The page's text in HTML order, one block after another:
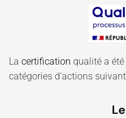
La certification qualité a
catégories d'actions